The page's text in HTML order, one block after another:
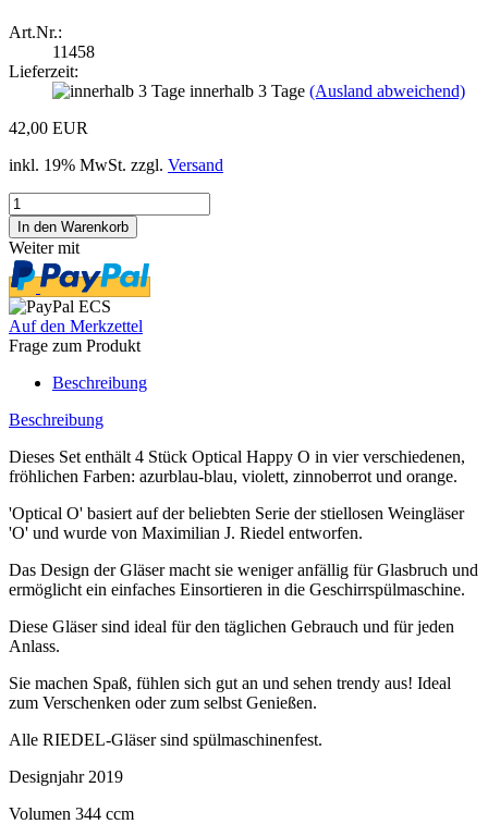
Art.Nr.:
11458
Lieferzeit:
innerhalb 3 Tage (Ausland abweichend)
42,00 EUR
inkl. 19% MwSt. zzgl. Versand
Weiter mit
Auf den Merkzettel
Frage zum Produkt
Beschreibung
Beschreibung
Dieses Set enthält 4 Stück Optical Happy O in vier verschiedenen,
fröhlichen Farben: azurblau-blau, violett, zinnoberrot und orange.
'Optical O' basiert auf der beliebten Serie der stiellosen Weingläser
'O' und wurde von Maximilian J. Riedel entworfen.
Das Design der Gläser macht sie weniger anfällig für Glasbruch und
ermöglicht ein einfaches Einsortieren in die Geschirrspülmaschine.
Diese Gläser sind ideal für den täglichen Gebrauch und für jeden
Anlass.
Sie machen Spaß, fühlen sich gut an und sehen trendy aus! Ideal
zum Verschenken oder zum selbst Genießen.
Alle RIEDEL-Gläser sind spülmaschinenfest.
Designjahr 2019
Volumen 344 ccm